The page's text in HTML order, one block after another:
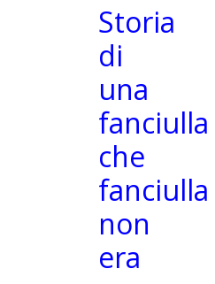
Storia
di
una
fanciulla
che
fanciulla
non
era